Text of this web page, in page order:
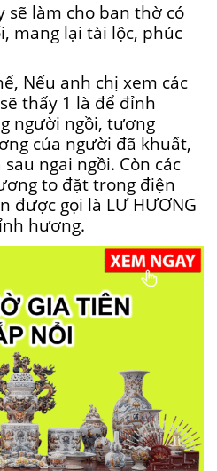
sẽ làm cho ban thờ có
mang lại tài lộc, phúc
Nếu anh chị xem các
thấy 1 là để đỉnh
người ngồi, tương
của người đã khuất,
ngai ngồi. Còn các
to đặt trong điện
được gọi là LƯ HƯƠNG
hương.